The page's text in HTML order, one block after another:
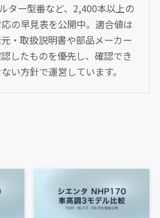
ター型番など、2,400本以上の
の早見表を公開中。適合値は
・取扱説明書や部品メーカー
したものを優先し、確認でき
い方針で運営しています。